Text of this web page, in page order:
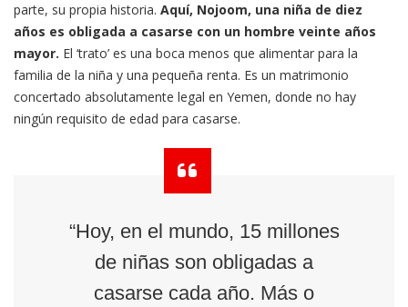
parte, su propia historia. Aquí, Nojoom, una niña de diez
años es obligada a casarse con un hombre veinte años
mayor. El ‘trato’ es una boca menos que alimentar para la
familia de la niña y una pequeña renta. Es un matrimonio
concertado absolutamente legal en Yemen, donde no hay
ningún requisito de edad para casarse.
“Hoy, en el mundo, 15 millones
de niñas son obligadas a
casarse cada año. Más o